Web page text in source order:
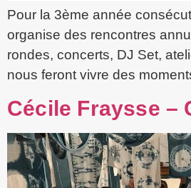
Pour la 3ème année
organise des rencontres
rondes, concerts, DJ Set,
nous feront vivre des
Cécile Fraysse –